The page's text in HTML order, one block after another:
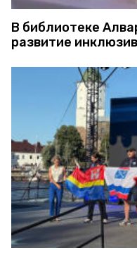
В библиотеке
развитие